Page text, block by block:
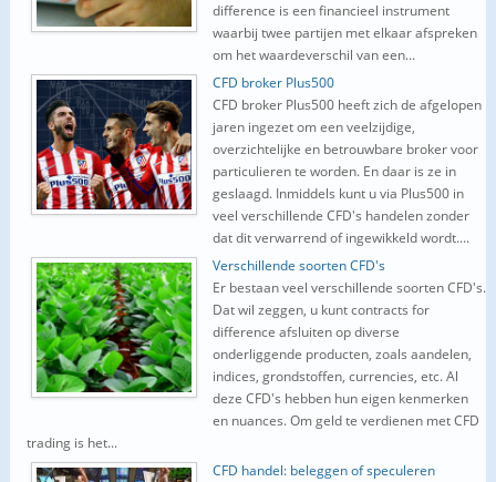
difference is een financieel instrument
waarbij twee partijen met elkaar afspreken
om het waardeverschil van een...
CFD broker Plus500
CFD broker Plus500 heeft zich de afgelopen
jaren ingezet om een veelzijdige,
overzichtelijke en betrouwbare broker voor
particulieren te worden. En daar is ze in
geslaagd. Inmiddels kunt u via Plus500 in
veel verschillende CFD's handelen zonder
dat dit verwarrend of ingewikkeld wordt....
Verschillende soorten CFD's
Er bestaan veel verschillende soorten CFD's.
Dat wil zeggen, u kunt contracts for
difference afsluiten op diverse
onderliggende producten, zoals aandelen,
indices, grondstoffen, currencies, etc. Al
deze CFD's hebben hun eigen kenmerken
en nuances. Om geld te verdienen met CFD
trading is het...
CFD handel: beleggen of speculeren